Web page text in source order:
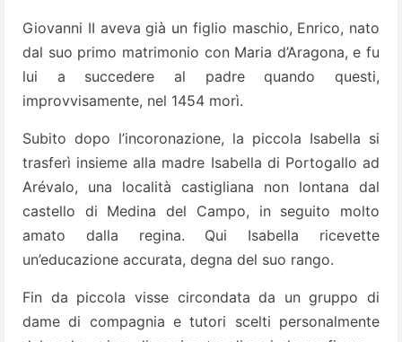
Giovanni II aveva già un figlio maschio, Enrico, nato
dal suo primo matrimonio con Maria d’Aragona, e fu
lui a succedere al padre quando questi,
improvvisamente, nel 1454 morì.
Subito dopo l’incoronazione, la piccola Isabella si
trasferì insieme alla madre Isabella di Portogallo ad
Arévalo, una località castigliana non lontana dal
castello di Medina del Campo, in seguito molto
amato dalla regina. Qui Isabella ricevette
un’educazione accurata, degna del suo rango.
Fin da piccola visse circondata da un gruppo di
dame di compagnia e tutori scelti personalmente